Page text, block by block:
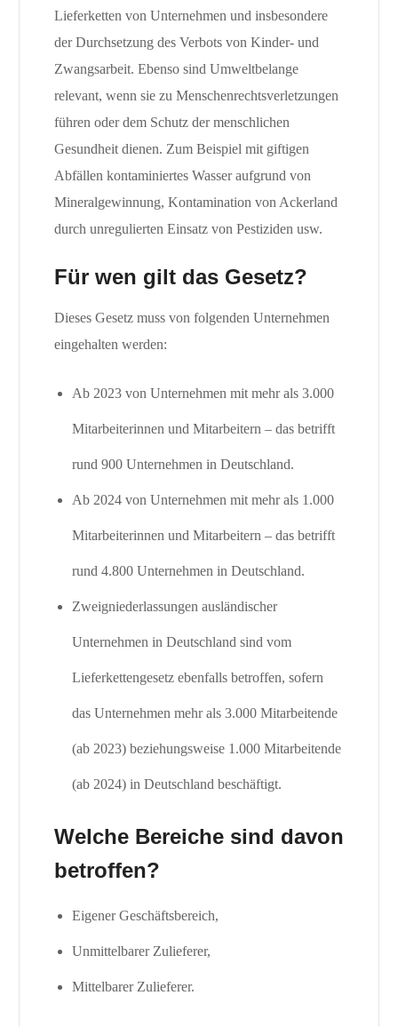
Lieferketten von Unternehmen und insbesondere
der Durchsetzung des Verbots von Kinder- und
Zwangsarbeit. Ebenso sind Umweltbelange
relevant, wenn sie zu Menschenrechtsverletzungen
führen oder dem Schutz der menschlichen
Gesundheit dienen. Zum Beispiel mit giftigen
Abfällen kontaminiertes Wasser aufgrund von
Mineralgewinnung, Kontamination von Ackerland
durch unregulierten Einsatz von Pestiziden usw.
Für wen gilt das Gesetz?
Dieses Gesetz muss von folgenden Unternehmen
eingehalten werden:
Ab 2023 von Unternehmen mit mehr als 3.000
Mitarbeiterinnen und Mitarbeitern – das betrifft
rund 900 Unternehmen in Deutschland.
Ab 2024 von Unternehmen mit mehr als 1.000
Mitarbeiterinnen und Mitarbeitern – das betrifft
rund 4.800 Unternehmen in Deutschland.
Zweigniederlassungen ausländischer
Unternehmen in Deutschland sind vom
Lieferkettengesetz ebenfalls betroffen, sofern
das Unternehmen mehr als 3.000 Mitarbeitende
(ab 2023) beziehungsweise 1.000 Mitarbeitende
(ab 2024) in Deutschland beschäftigt.
Welche Bereiche sind davon
betroffen?
Eigener Geschäftsbereich,
Unmittelbarer Zulieferer,
Mittelbarer Zulieferer.